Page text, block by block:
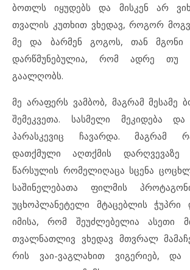
ბოთლს იყუდებს და მისკენ არ
თვალის კუთხით ვხედავ, როგორ
მე და ბარმენ გოგოს, თან მგონი
დარწმუნებულია, რომ ადრე თუ
გაალღობს.
მე არაფერს ვამბობ, მაგრამ მესამე
შემეკვეთა. სასმელი მეკიდება
პარასკევიც ჩავარდა. მაგრამ
დათქმული აღთქმის დარღვევაზე
წარსულის რომელიღაცა სცენა
საშინელებათა ფილმის
უცხოპლანეტელი მტაცებლის ჭუპრი
იმისა, რომ შეუძლებელია ასეთი
თვალნათლივ ვხედავ მთვრალ
რის ვაი-ვაგლახით ვიგერიებ, და